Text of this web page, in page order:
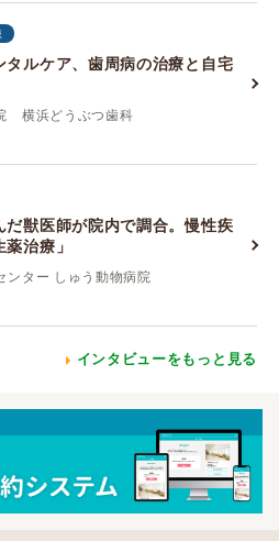
タルケア、歯周病の治療と自宅
横浜どうぶつ歯科
だ獣医師が院内で調合。慢性疾
治療」
ンター しゅう動物病院
インタビューをもっと見る